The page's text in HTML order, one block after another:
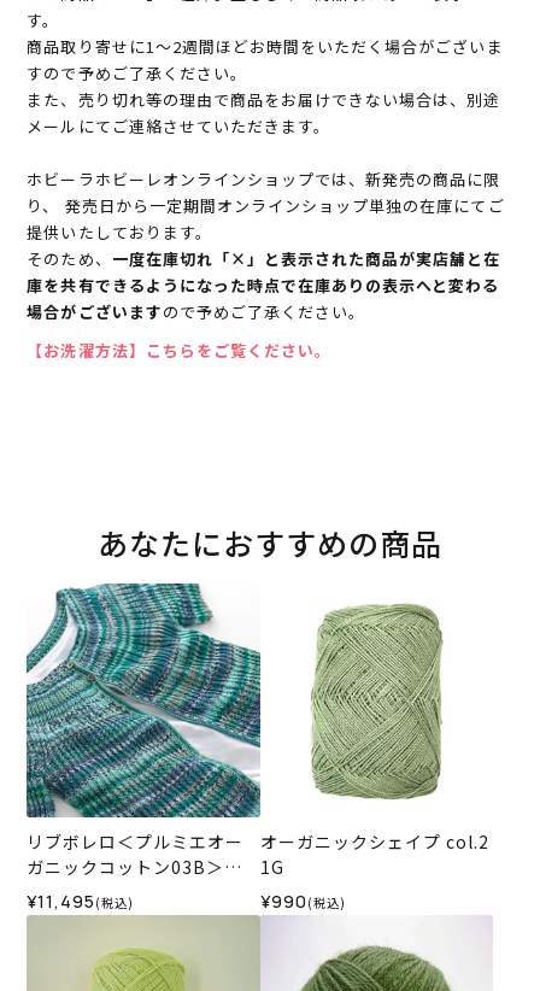
す。
商品取り寄せに1～2週間ほどお時間をいただく場合がございま
すので予めご了承ください。
また、売り切れ等の理由で商品をお届けできない場合は、別途
メールにてご連絡させていただきます。
ホビーラホビーレオンラインショップでは、新発売の商品に限
り、 発売日から一定期間オンラインショップ単独の在庫にてご
提供いたしております。
そのため、 一度在庫切れ「×」と表示された商品が実店舗と在
庫を共有できるようになった時点で在庫ありの表示へと変わる
場合がございますので予めご了承ください。
【お洗濯方法】こちらをご覧ください。
あなたにおすすめの商品
リブボレロ＜プルミエオー
ガニックコットン03B＞
（編み物 材料セット）
¥11,495 (税込)
オーガニックシェイプ col.2
1G
¥990 (税込)